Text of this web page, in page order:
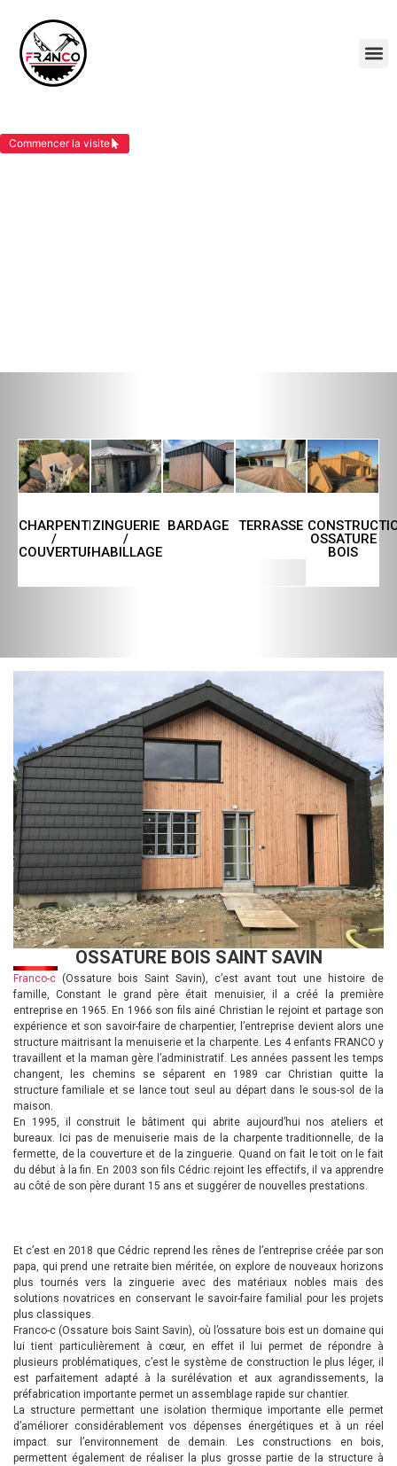
Commencer la visite
CHARPENTE
/
COUVERTURE
ZINGUERIE
/
HABILLAGE
BARDAGE TERRASSE
OSSATURE
BOIS
OSSATURE BOIS SAINT SAVIN
Franco-c (Ossature bois Saint Savin), c’est avant tout une histoire de
famille, Constant le grand père était menuisier, il a créé la première
entreprise en 1965. En 1966 son fils ainé Christian le rejoint et partage son
expérience et son savoir-faire de charpentier, l’entreprise devient alors une
structure maitrisant la menuiserie et la charpente. Les 4 enfants FRANCO y
travaillent et la maman gère l’administratif. Les années passent les temps
changent, les chemins se séparent en 1989 car Christian quitte la
structure familiale et se lance tout seul au départ dans le sous-sol de la
maison.
En 1995, il construit le bâtiment qui abrite aujourd’hui nos ateliers et
bureaux. Ici pas de menuiserie mais de la charpente traditionnelle, de la
fermette, de la couverture et de la zinguerie. Quand on fait le toit on le fait
du début à la fin. En 2003 son fils Cédric rejoint les effectifs, il va apprendre
au côté de son père durant 15 ans et suggérer de nouvelles prestations.
Et c’est en 2018 que Cédric reprend les rênes de l’entreprise créée par son
papa, qui prend une retraite bien méritée, on explore de nouveaux horizons
plus tournés vers la zinguerie avec des matériaux nobles mais des
solutions novatrices en conservant le savoir-faire familial pour les projets
plus classiques.
Franco-c (Ossature bois Saint Savin), où l’ossature bois est un domaine qui
lui tient particulièrement à cœur, en effet il lui permet de répondre à
plusieurs problématiques, c’est le système de construction le plus léger, il
est parfaitement adapté à la surélévation et aux agrandissements, la
préfabrication importante permet un assemblage rapide sur chantier.
La structure permettant une isolation thermique importante elle permet
d’améliorer considérablement vos dépenses énergétiques et à un réel
impact sur l’environnement de demain. Les constructions en bois,
permettent également de réaliser la plus grosse partie de la structure à